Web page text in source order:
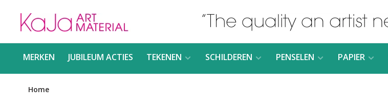
MERKEN JUBILEUM ACTIES TEKENEN SCHILDEREN PENSELEN PAPIER
Home